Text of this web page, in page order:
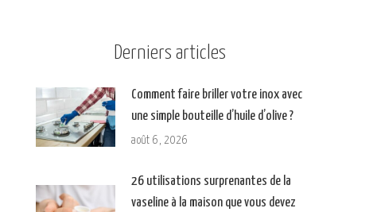
Derniers articles
Comment faire briller votre inox avec
une simple bouteille d’huile d’olive ?
août 6, 2026
26 utilisations surprenantes de la
vaseline à la maison que vous devez